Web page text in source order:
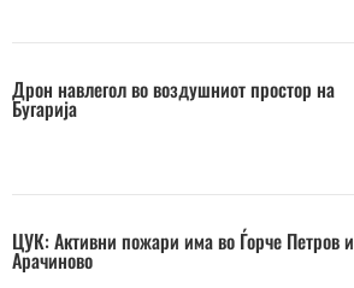
Дрон навлегол во воздушниот простор на
Бугарија
ЦУК: Активни пожари има во Ѓорче Петров и
Арачиново